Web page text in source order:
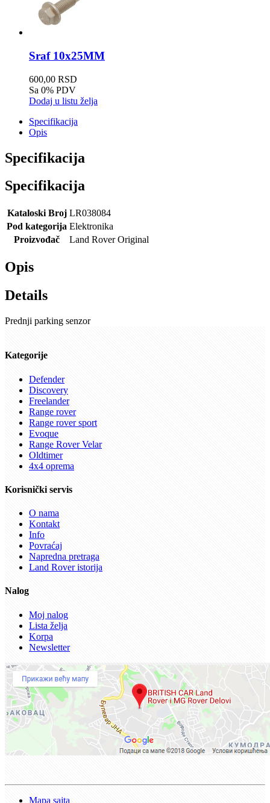
Sraf 10x25MM
600,00 RSD
Sa 0% PDV
Dodaj u listu želja
Specifikacija
Opis
Specifikacija
Specifikacija
Kataloski Broj LR038084
Pod kategorija Elektronika
Proizvođač
Land Rover Original
Opis
Details
Prednji parking senzor
Kategorije
Defender
Discovery
Freelander
Range rover
Range rover sport
Evoque
Range Rover Velar
Oldtimer
4x4 oprema
Korisnički servis
O nama
Kontakt
Info
Povraćaj
Napredna pretraga
Land Rover istorija
Nalog
Moj nalog
Lista želja
Korpa
Newsletter
Mapa sajta